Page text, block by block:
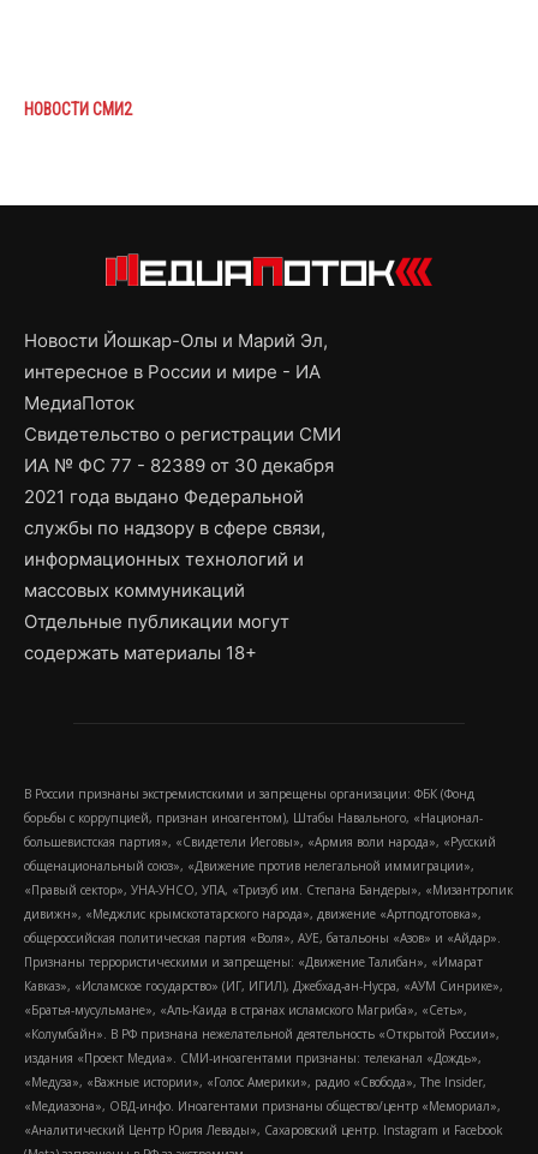
НОВОСТИ СМИ2
Новости Йошкар-Олы и Марий Эл,
интересное в России и мире - ИА
МедиаПоток
Свидетельство о регистрации СМИ
ИА № ФС 77 - 82389 от 30 декабря
2021 года выдано Федеральной
службы по надзору в сфере связи,
информационных технологий и
массовых коммуникаций
Отдельные публикации могут
содержать материалы 18+
В России признаны экстремистскими и запрещены организации: ФБК (Фонд
борьбы с коррупцией, признан иноагентом), Штабы Навального, «Национал-
большевистская партия», «Свидетели Иеговы», «Армия воли народа», «Русский
общенациональный союз», «Движение против нелегальной иммиграции»,
«Правый сектор», УНА-УНСО, УПА, «Тризуб им. Степана Бандеры», «Мизантропик
дивижн», «Меджлис крымскотатарского народа», движение «Артподготовка»,
общероссийская политическая партия «Воля», АУЕ, батальоны «Азов» и «Айдар».
Признаны террористическими и запрещены: «Движение Талибан», «Имарат
Кавказ», «Исламское государство» (ИГ, ИГИЛ), Джебхад-ан-Нусра, «АУМ Синрике»,
«Братья-мусульмане», «Аль-Каида в странах исламского Магриба», «Сеть»,
«Колумбайн». В РФ признана нежелательной деятельность «Открытой России»,
издания «Проект Медиа». СМИ-иноагентами признаны: телеканал «Дождь»,
«Медуза», «Важные истории», «Голос Америки», радио «Свобода», The Insider,
«Медиазона», ОВД-инфо. Иноагентами признаны общество/центр «Мемориал»,
«Аналитический Центр Юрия Левады», Сахаровский центр. Instagram и Facebook